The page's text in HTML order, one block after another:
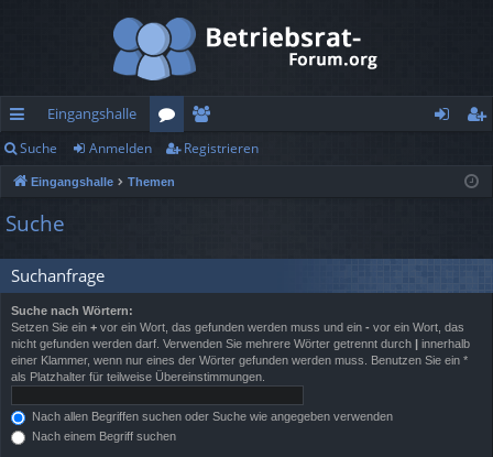
ch
ne
llz
ug
rif
f
Eingangshalle
or
en
itg
r
de
n
ist
re
n
Suche Anmelden Registrieren
Eingangshalle Themen
Suche
Suchanfrage
Suche nach Wörtern:
Setzen Sie ein + vor ein Wort, das gefunden werden muss und ein - vor ein Wort, das
nicht gefunden werden darf. Verwenden Sie mehrere Wörter getrennt durch | innerhalb
einer Klammer, wenn nur eines der Wörter gefunden werden muss. Benutzen Sie ein *
als Platzhalter für teilweise Übereinstimmungen.
Nach allen Begriffen suchen oder Suche wie angegeben verwenden
Nach einem Begriff suchen